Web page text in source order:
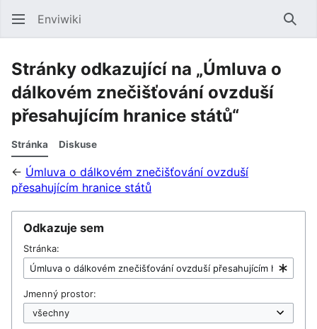
Enviwiki
Stránky odkazující na „Úmluva o
dálkovém znečišťování ovzduší
přesahujícím hranice států“
Stránka Diskuse
← Úmluva o dálkovém znečišťování ovzduší
přesahujícím hranice států
Odkazuje sem
Stránka:
Jmenný prostor: